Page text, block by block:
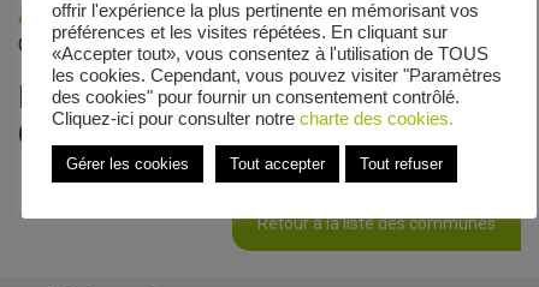
Accueil»Veolia - Zones de collecte»Chemin dit de Saint-
Georges
Le calendrier de collecte de
Chemin dit de Saint-Georges
Retour à la liste des communes
offrir l'expérience la plus pertinente en mémorisant vos
préférences et les visites répétées. En cliquant sur
«Accepter tout», vous consentez à l'utilisation de TOUS
les cookies. Cependant, vous pouvez visiter "Paramètres
des cookies" pour fournir un consentement contrôlé.
Cliquez-ici pour consulter notre charte des cookies.
Gérer les cookies Tout accepter Tout refuser